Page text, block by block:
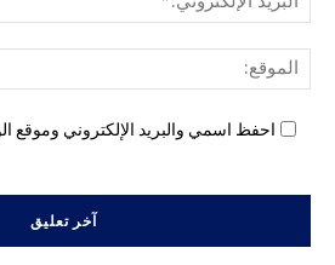
احفظ اسمي والبريد الإلكتروني وموقع